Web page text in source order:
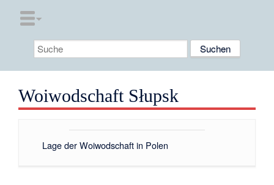
Woiwodschaft Słupsk
Lage der Woiwodschaft in Polen